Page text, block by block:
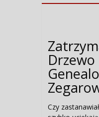
Drzewo
Czy